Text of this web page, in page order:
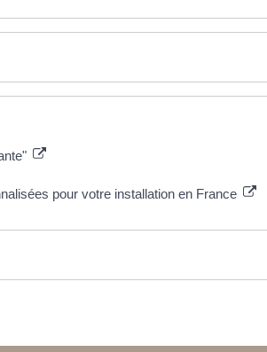
pour votre installation en France